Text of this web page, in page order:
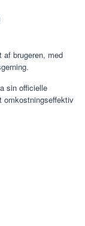
brugeren, med
sin officielle
omkostningseffektiv